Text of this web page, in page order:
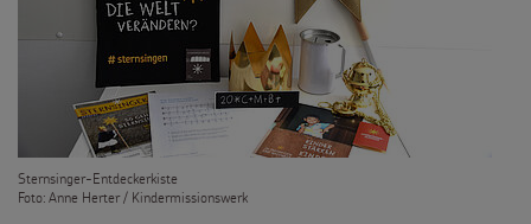
Sternsinger-Entdeckerkiste
Foto: Anne Herter / Kindermissionswerk